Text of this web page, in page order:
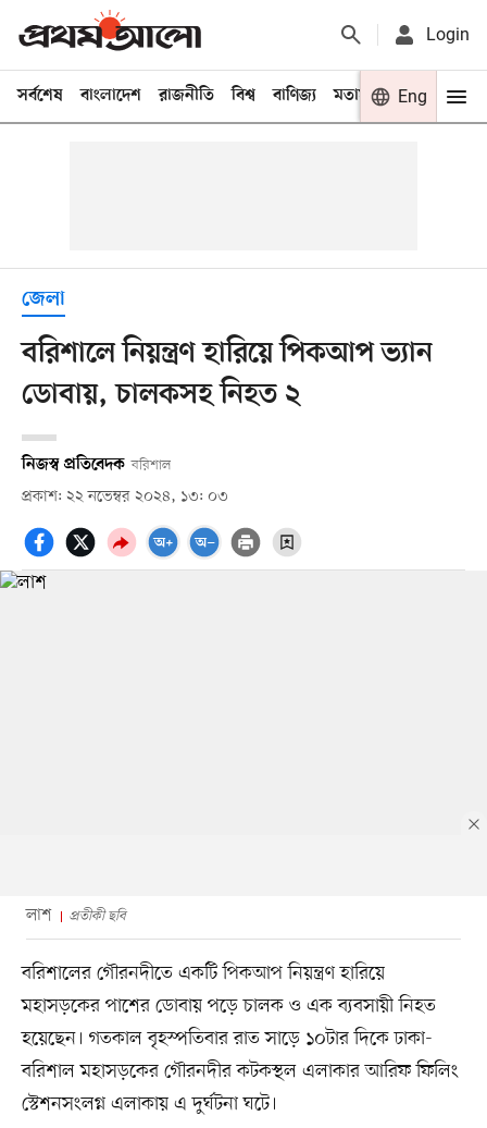
Login
সর্বশেষ বাংলাদেশ রাজনীতি বিশ্ব বাণিজ্য মতামত খেলা
Eng
জেলা
বরিশালে নিয়ন্ত্রণ হারিয়ে পিকআপ ভ্যান
ডোবায়, চালকসহ নিহত ২
নিজস্ব প্রতিবেদক বরিশাল
প্রকাশ: ২২ নভেম্বর ২০২৪, ১৩: ০৩
লাশ প্রতীকী ছবি
বরিশালের গৌরনদীতে একটি পিকআপ নিয়ন্ত্রণ হারিয়ে
মহাসড়কের পাশের ডোবায় পড়ে চালক ও এক ব্যবসায়ী নিহত
হয়েছেন। গতকাল বৃহস্পতিবার রাত সাড়ে ১০টার দিকে ঢাকা-
বরিশাল মহাসড়কের গৌরনদীর কটকস্থল এলাকার আরিফ ফিলিং
স্টেশনসংলগ্ন এলাকায় এ দুর্ঘটনা ঘটে।